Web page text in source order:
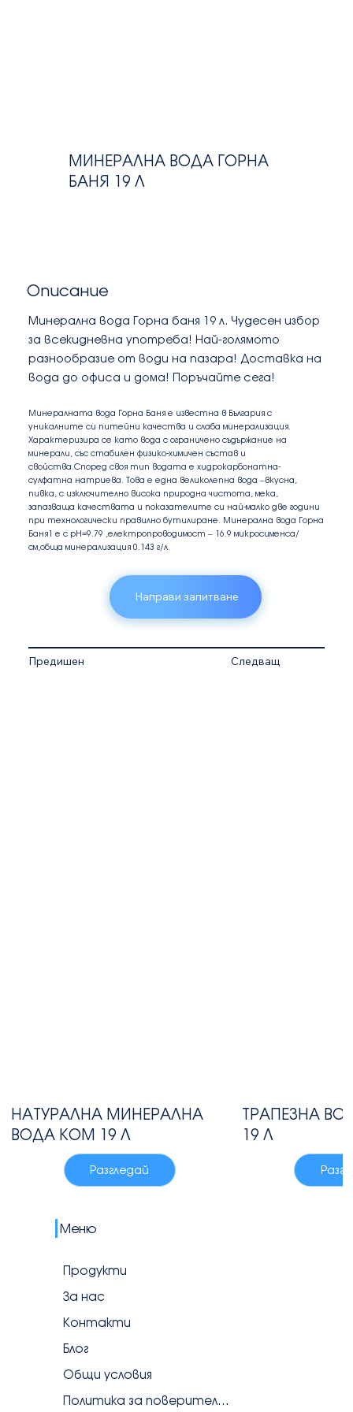
МИНЕРАЛНА ВОДА ГОРНА
БАНЯ 19 Л
Описание
Минерална вода Горна баня 19 л. Чудесен избор
за всекидневна употреба! Най-голямото
разнообразие от води на пазара! Доставка на
вода до офиса и дома! Поръчайте сега!
Минералната вода Горна Баня е известна в България с
уникалните си питейни качества и слаба минерализация.
Характеризира се като вода с ограничено съдържание на
минерали, със стабилен физико-химичен състав и
свойства.Според своя тип водата е хидрокарбонатна-
сулфатна натриева. Това е една великолепна вода –вкусна,
пивка, с изключително висока природна чистота, мека,
запазваща качествата и показателите си най-малко две години
при технологически правилно бутилиране. Минерална вода Горна
Баня1 е с pH=9.79 ,електропроводимост – 16.9 микросименса/
см,обща минерализация 0.143 г/л.
Направи запитване
Следващ
Предишен
НАТУРАЛНА МИНЕРАЛНА
ВОДА КОМ 19 Л
Разгледай
ТРАПЕЗНА
19 Л
Меню
Продукти
За нас
Контакти
Блог
Общи условия
Политика за поверителност